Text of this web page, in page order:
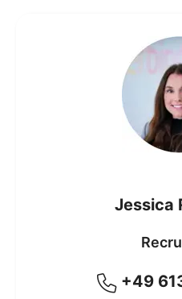
Jessica
+49
-Jessica